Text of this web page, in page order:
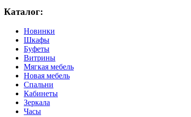
Каталог:
Новинки
Шкафы
Буфеты
Витрины
Мягкая мебель
Новая мебель
Спальни
Кабинеты
Зеркала
Часы